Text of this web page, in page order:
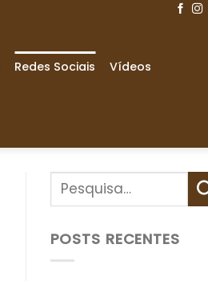
Redes Sociais
Vídeos
POSTS RECENTES